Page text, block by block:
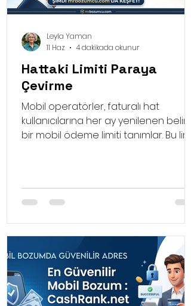
Hattaki Limiti Paraya
Çevirme
Mobil operatörler, faturalı hat
kullanıcılarına her ay yenilenen belirli
bir mobil ödeme limiti tanımlar. Bu limit,
anlaşmalı üye iş yerlerinden alışveriş
yapmak için kullanılır. Yapılan
harcamalar ise bir sonraki ayın
telefon faturasına yansıtılır.
Leyla Yaman
11 Haz
4 dakikada okunur